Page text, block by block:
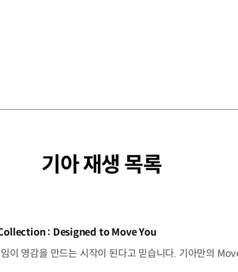
기아 재생 목록
: Designed to Move You